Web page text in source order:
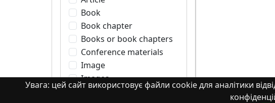
Увага: цей сайт використовує файли cookie для аналітики
Book
Book chapter
Books or book chapters
Conference materials
Image
Images
Learning Object